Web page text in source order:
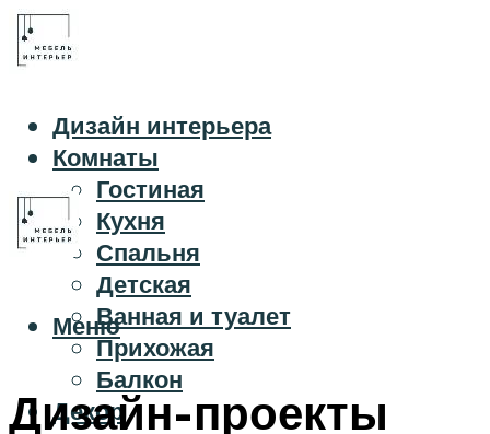
Дизайн интерьера
Комнаты
Гостиная
Кухня
Спальня
Детская
Ванная и туалет
Прихожая
Балкон
Декор
Меню
Дизайн-проекты